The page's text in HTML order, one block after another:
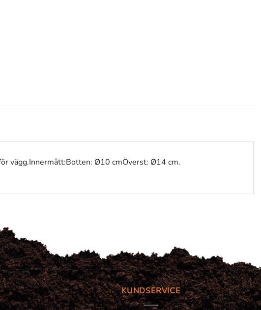
vägg.Innermått:Botten: Ø10 cmÖverst: Ø14 cm.
KUNDSERVICE